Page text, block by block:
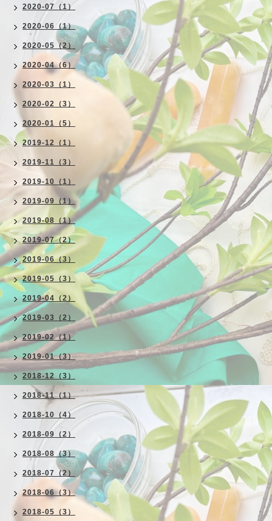
2020-07（1）
2020-06（1）
2020-05（2）
2020-04（6）
2020-03（1）
2020-02（3）
2020-01（5）
2019-12（1）
2019-11（3）
2019-10（1）
2019-09（1）
2019-08（1）
2019-07（2）
2019-06（3）
2019-05（3）
2019-04（2）
2019-03（2）
2019-02（1）
2019-01（3）
2018-12（3）
2018-11（1）
2018-10（4）
2018-09（2）
2018-08（3）
2018-07（2）
2018-06（3）
2018-05（3）